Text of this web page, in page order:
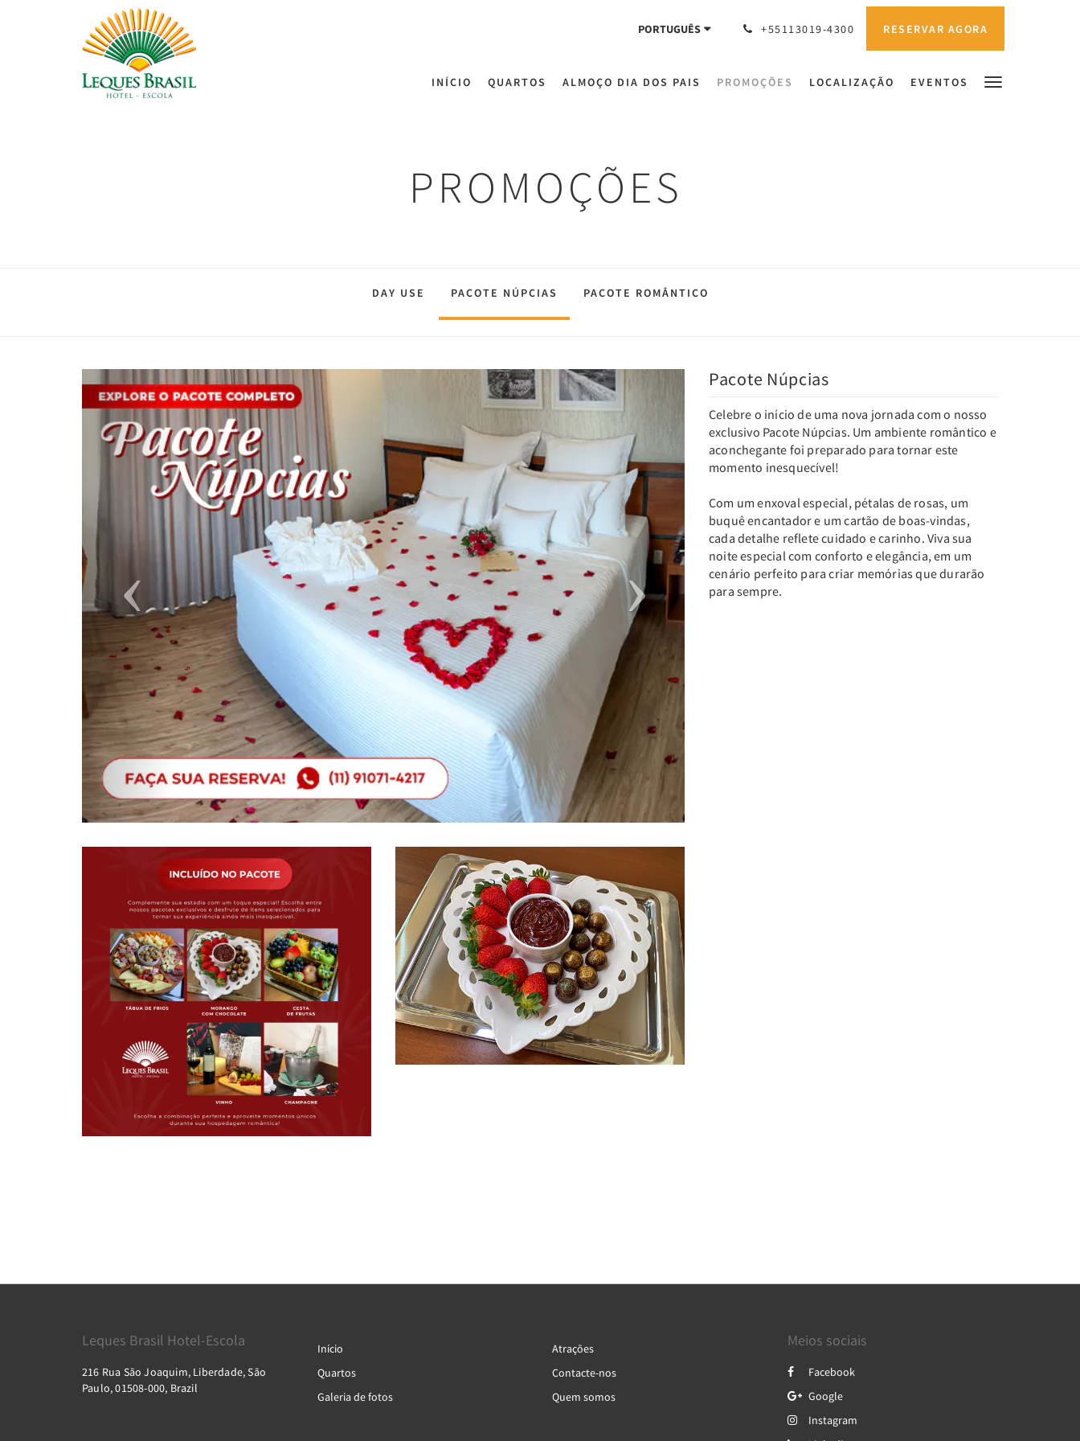
PORTUGUÊS +55113019-4300 RESERVAR AGORA
INÍCIO QUARTOS ALMOÇO DIA DOS PAIS PROMOÇÕES LOCALIZAÇÃO EVENTOS
PROMOÇÕES
DAY USE PACOTE NÚPCIAS PACOTE ROMÂNTICO
Previous Next Pacote Núpcias
Celebre o início de uma nova jornada com o nosso
exclusivo Pacote Núpcias. Um ambiente romântico e
aconchegante foi preparado para tornar este
momento inesquecível!
Com um enxoval especial, pétalas de rosas, um
buquê encantador e um cartão de boas-vindas,
cada detalhe reflete cuidado e carinho. Viva sua
noite especial com conforto e elegância, em um
cenário perfeito para criar memórias que durarão
para sempre.
Leques Brasil Hotel-Escola
216 Rua São Joaquim, Liberdade, São
Paulo, 01508-000, Brazil
Início
Quartos
Galeria de fotos
Atrações
Contacte-nos
Quem somos
Meios sociais
Facebook
Google
Instagram